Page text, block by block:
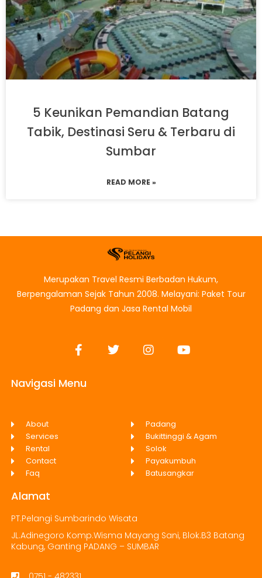
5 Keunikan Pemandian Batang
Tabik, Destinasi Seru & Terbaru di
Sumbar
READ MORE »
Merupakan Travel Resmi Berbadan Hukum,
Berpengalaman Sejak Tahun 2008. Melayani: Paket Tour
Padang dan Jasa Rental Mobil
Navigasi Menu
About
Services
Rental
Contact
Faq
Padang
Bukittinggi & Agam
Solok
Payakumbuh
Batusangkar
Alamat
PT.Pelangi Sumbarindo Wisata
JL.Adinegoro Komp.Wisma Mayang Sani, Blok.B3 Batang
Kabung, Ganting PADANG – SUMBAR